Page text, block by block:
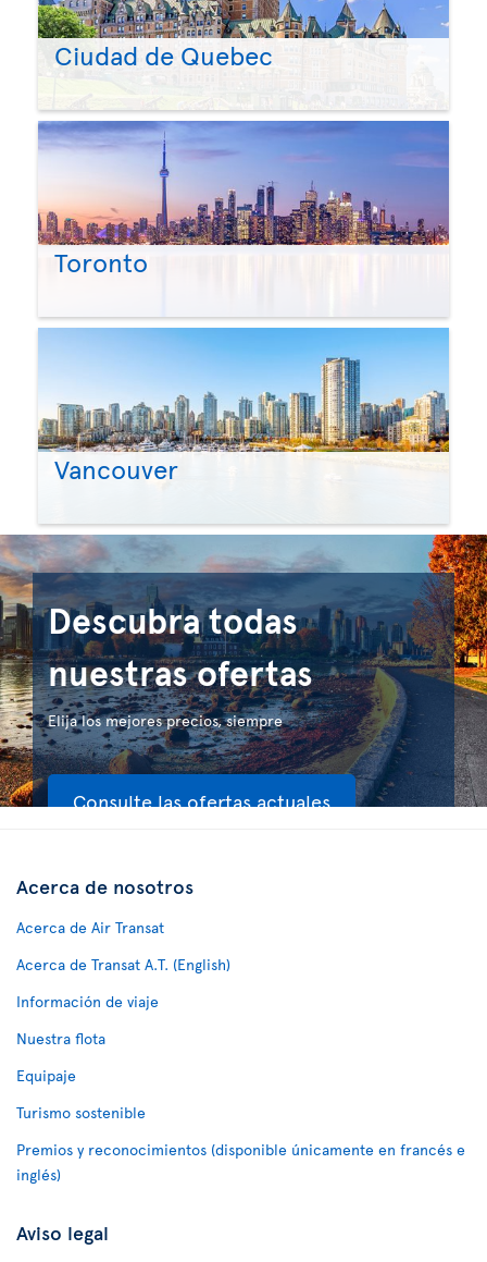
Ciudad de Quebec
Toronto
Vancouver
Descubra todas
nuestras ofertas
Elija los mejores precios, siempre
Consulte las ofertas actuales
Acerca de nosotros
Acerca de Air Transat
Acerca de Transat A.T. (English)
Información de viaje
Nuestra flota
Equipaje
Turismo sostenible
Premios y reconocimientos (disponible únicamente en francés e
inglés)
Aviso legal